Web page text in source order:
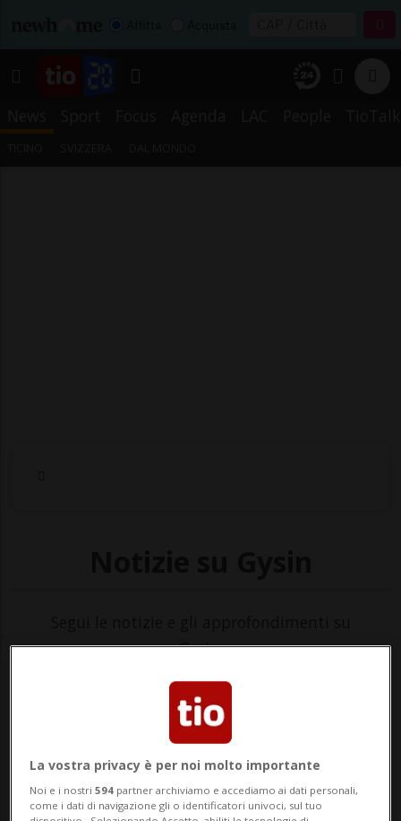
Gysin.
La vostra privacy è per noi molto importante
Noi e i nostri594 partner archiviamo e accediamo ai dati personali,
come i dati di navigazione gli o identificatori univoci, sul tuo